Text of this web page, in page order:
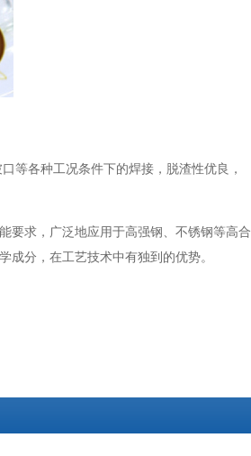
等各种工况条件下的焊接，脱渣性优良，
要求，广泛地应用于高强钢、不锈钢等高合
分，在工艺技术中有独到的优势。